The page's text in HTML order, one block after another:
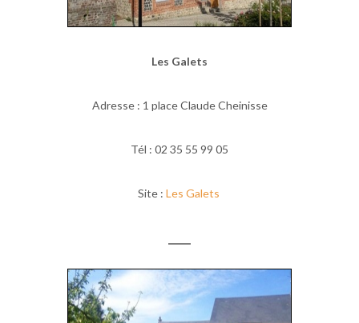
Les Galets
Adresse : 1 place Claude Cheinisse
Tél : 02 35 55 99 05
Site : Les Galets